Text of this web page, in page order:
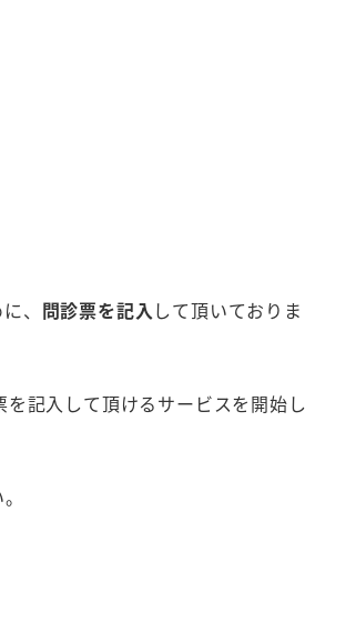
、 問診票を記入して頂いておりま
記入して頂けるサービスを開始し